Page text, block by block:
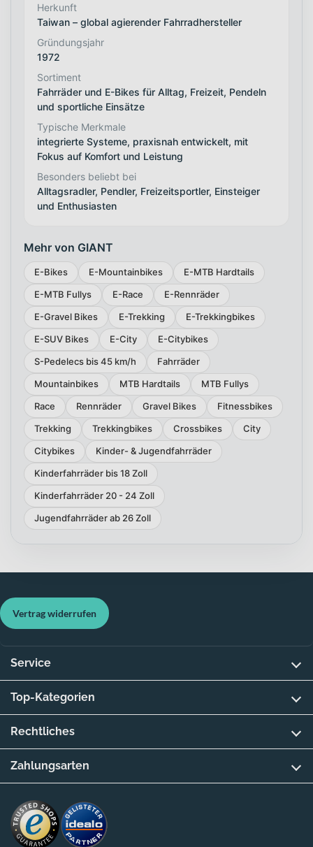
Herkunft
Taiwan – global agierender Fahrradhersteller
Gründungsjahr
1972
Sortiment
Fahrräder und E-Bikes für Alltag, Freizeit, Pendeln
und sportliche Einsätze
Typische Merkmale
integrierte Systeme, praxisnah entwickelt, mit
Fokus auf Komfort und Leistung
Besonders beliebt bei
Alltagsradler, Pendler, Freizeitsportler, Einsteiger
und Enthusiasten
Mehr von GIANT
E-Bikes E-Mountainbikes
E-MTB Hardtails
E-MTB Fullys
E-Race
E-Rennräder
E-Gravel Bikes
E-Trekking
E-Trekkingbikes
E-SUV Bikes
E-City
E-Citybikes
S-Pedelecs bis 45 km/h
Fahrräder
Mountainbikes
MTB Hardtails
MTB Fullys
Race
Rennräder Gravel Bikes
Fitnessbikes
Trekking
Trekkingbikes Crossbikes
City
Citybikes
Kinder- & Jugendfahrräder
Kinderfahrräder bis 18 Zoll
Kinderfahrräder 20 - 24 Zoll
Jugendfahrräder ab 26 Zoll
Vertrag widerrufen
Service
Top-Kategorien
Rechtliches
Zahlungsarten